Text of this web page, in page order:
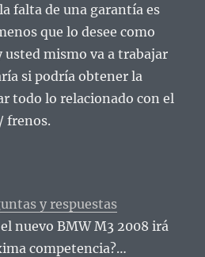
falta de una garantía es
que lo desee como
usted mismo va a trabajar
si podría obtener la
todo lo relacionado con el
frenos.
y respuestas
nuevo BMW M3 2008 irá
competencia?…